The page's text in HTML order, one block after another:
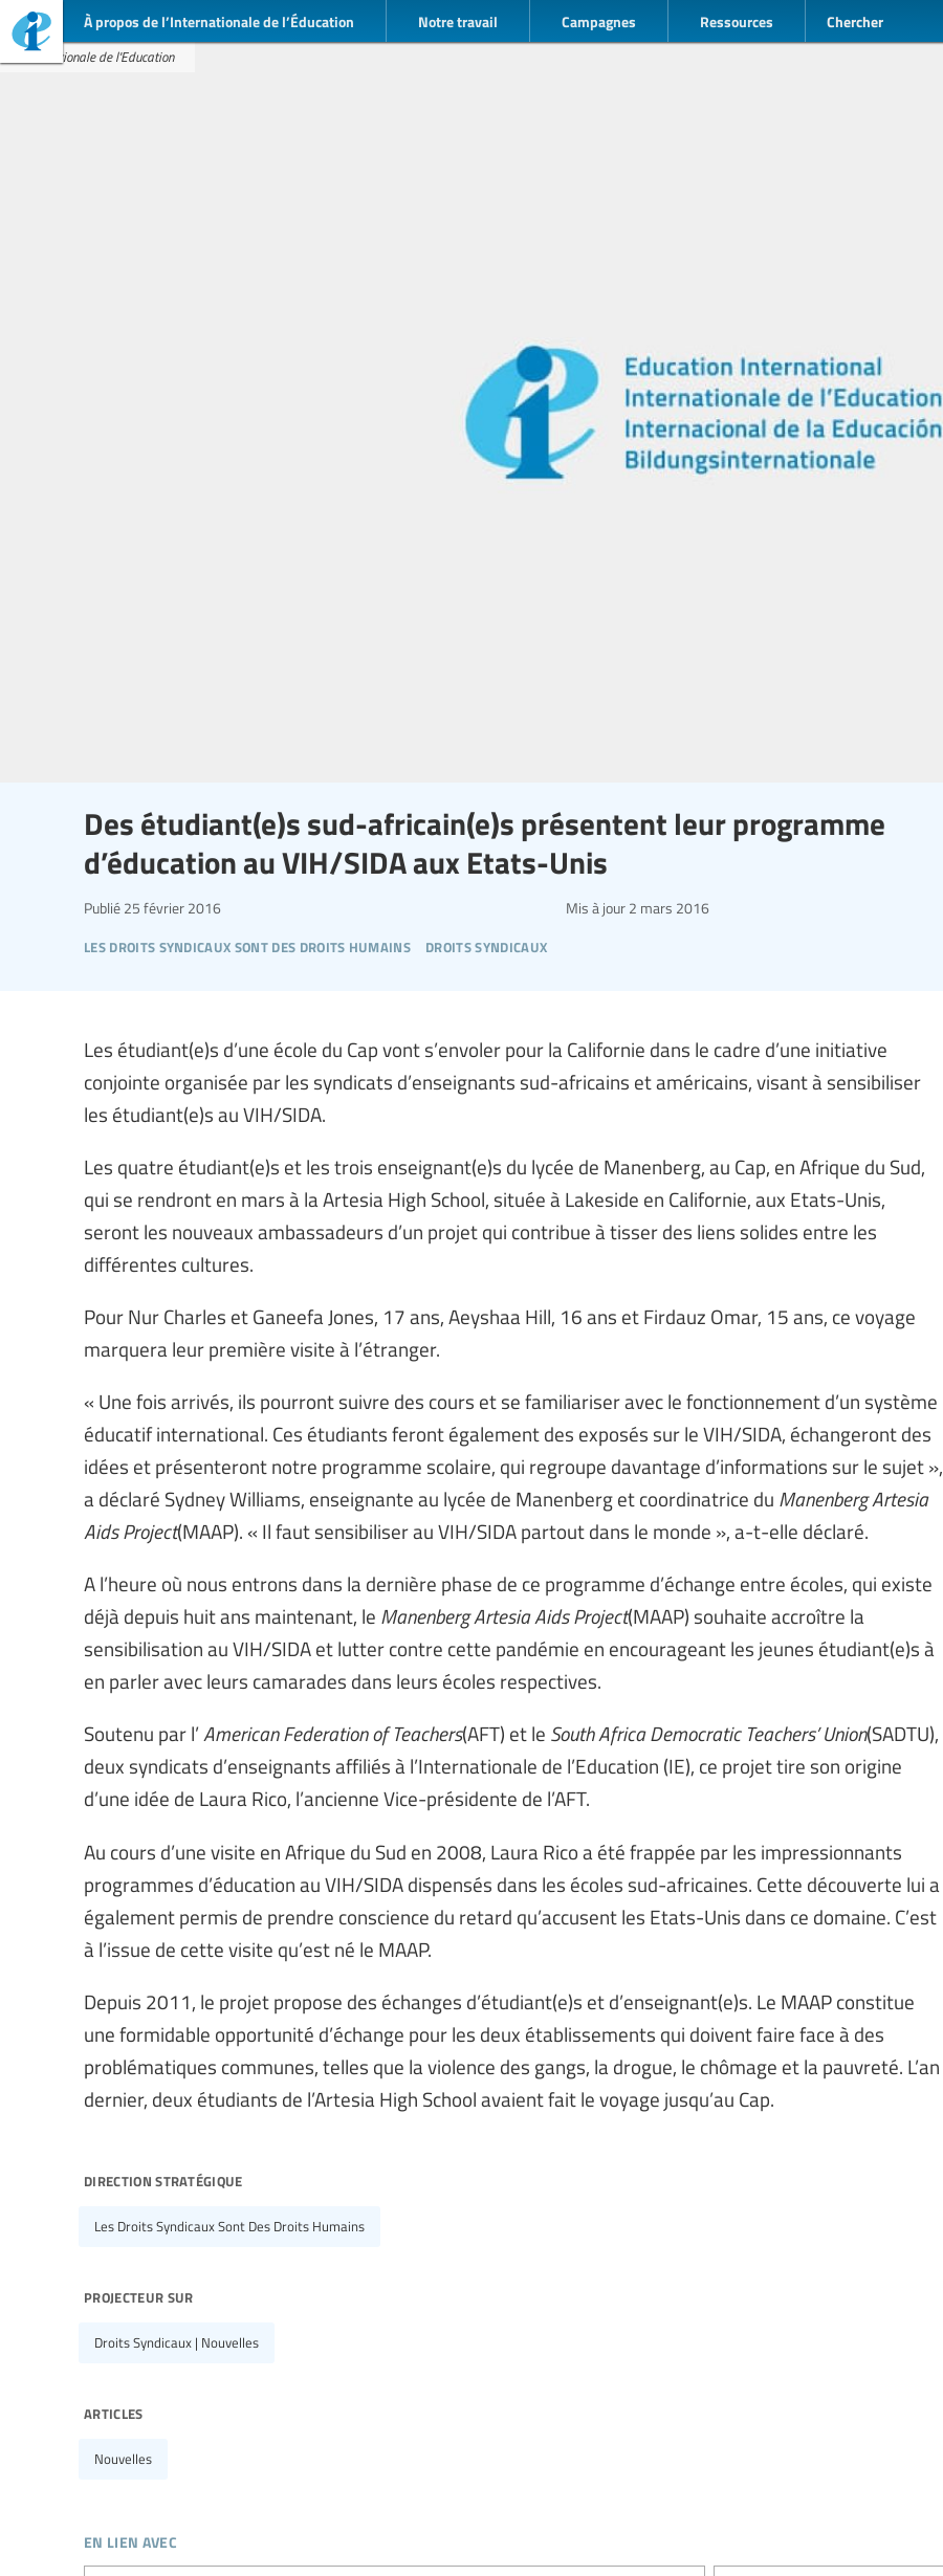
À propos de l’Internationale de l’Éducation Notre travail Campagnes Ressources Chercher
Internationale de l'Education
Des étudiant(e)s sud-africain(e)s présentent leur programme
d’éducation au VIH/SIDA aux Etats-Unis
les droits syndicaux sont des droits humains droits syndicaux
Publié 25 février 2016 Mis à jour 2 mars 2016
Les étudiant(e)s d’une école du Cap vont s’envoler pour la Californie dans le cadre d’une initiative
conjointe organisée par les syndicats d’enseignants sud-africains et américains, visant à sensibiliser
les étudiant(e)s au VIH/SIDA.
Les quatre étudiant(e)s et les trois enseignant(e)s du lycée de Manenberg, au Cap, en Afrique du Sud,
qui se rendront en mars à la Artesia High School, située à Lakeside en Californie, aux Etats-Unis,
seront les nouveaux ambassadeurs d’un projet qui contribue à tisser des liens solides entre les
différentes cultures.
Pour Nur Charles et Ganeefa Jones, 17 ans, Aeyshaa Hill, 16 ans et Firdauz Omar, 15 ans, ce voyage
marquera leur première visite à l’étranger.
« Une fois arrivés, ils pourront suivre des cours et se familiariser avec le fonctionnement d’un système
éducatif international. Ces étudiants feront également des exposés sur le VIH/SIDA, échangeront des
idées et présenteront notre programme scolaire, qui regroupe davantage d’informations sur le sujet »,
a déclaré Sydney Williams, enseignante au lycée de Manenberg et coordinatrice du Manenberg Artesia
Aids Project(MAAP). « Il faut sensibiliser au VIH/SIDA partout dans le monde », a-t-elle déclaré.
A l’heure où nous entrons dans la dernière phase de ce programme d’échange entre écoles, qui existe
déjà depuis huit ans maintenant, le Manenberg Artesia Aids Project(MAAP) souhaite accroître la
sensibilisation au VIH/SIDA et lutter contre cette pandémie en encourageant les jeunes étudiant(e)s à
en parler avec leurs camarades dans leurs écoles respectives.
Soutenu par l’American Federation of Teachers(AFT) et le South Africa Democratic Teachers’ Union(SADTU),
deux syndicats d’enseignants affiliés à l’Internationale de l’Education (IE), ce projet tire son origine
d’une idée de Laura Rico, l’ancienne Vice-présidente de l’AFT.
Au cours d’une visite en Afrique du Sud en 2008, Laura Rico a été frappée par les impressionnants
programmes d’éducation au VIH/SIDA dispensés dans les écoles sud-africaines. Cette découverte lui a
également permis de prendre conscience du retard qu’accusent les Etats-Unis dans ce domaine. C’est
à l’issue de cette visite qu’est né le MAAP.
Depuis 2011, le projet propose des échanges d’étudiant(e)s et d’enseignant(e)s. Le MAAP constitue
une formidable opportunité d’échange pour les deux établissements qui doivent faire face à des
problématiques communes, telles que la violence des gangs, la drogue, le chômage et la pauvreté. L’an
dernier, deux étudiants de l’Artesia High School avaient fait le voyage jusqu’au Cap.
direction stratégique
Les Droits Syndicaux Sont Des Droits Humains
projecteur sur
Droits Syndicaux | Nouvelles
articles
Nouvelles
en lien avec